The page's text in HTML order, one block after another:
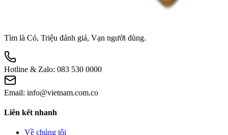
Tìm là Có, Triệu đánh giá, Vạn người dùng.
Hotline & Zalo: 083 530 0000
Email: info@vietnam.com.co
Liên kết nhanh
Về chúng tôi